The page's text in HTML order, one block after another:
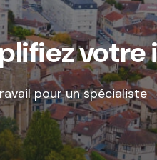
pour un spécialiste